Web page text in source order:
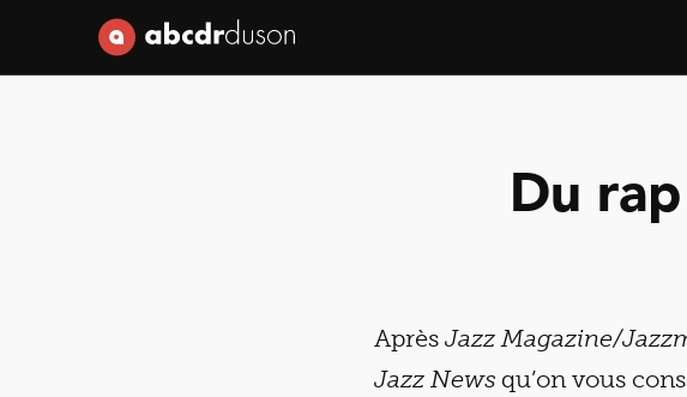
Abcdr du Son
Du
Après Jazz Magazine/
Jazz News qu’on vous